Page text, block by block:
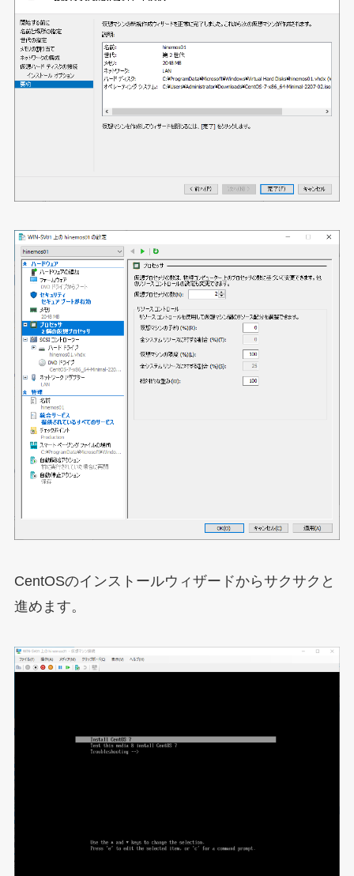
CentOSのインストールウィザードからサクサクと
進めます。